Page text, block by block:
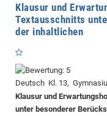
Klausur und
Textausschnitts
der inhaltlichen
Deutsch Kl. 13,
Klausur und
unter besonderer